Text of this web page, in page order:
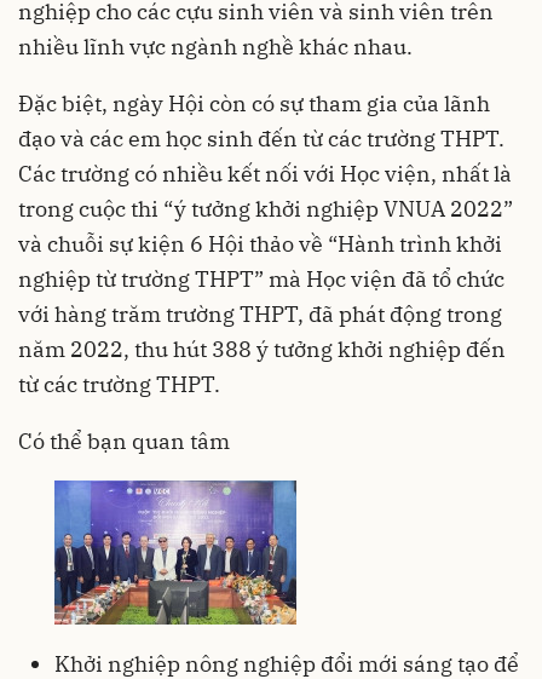
nghiệp cho các cựu sinh viên và sinh viên trên
nhiều lĩnh vực ngành nghề khác nhau.
Đặc biệt, ngày Hội còn có sự tham gia của lãnh
đạo và các em học sinh đến từ các trường THPT.
Các trường có nhiều kết nối với Học viện, nhất là
trong cuộc thi “ý tưởng khởi nghiệp VNUA 2022”
và chuỗi sự kiện 6 Hội thảo về “Hành trình khởi
nghiệp từ trường THPT” mà Học viện đã tổ chức
với hàng trăm trường THPT, đã phát động trong
năm 2022, thu hút 388 ý tưởng khởi nghiệp đến
từ các trường THPT.
Có thể bạn quan tâm
Khởi nghiệp nông nghiệp đổi mới sáng tạo để